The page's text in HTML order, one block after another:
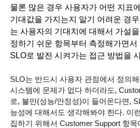
물론 많은 경우 사용자가 어떤 지표
기대값을 가지는지 알기 어려운 경
는 사용자의 기대치에 대해서 가설
정하기 쉬운 항목부터 측정해가면
SLO로 발전 시켜가는 접근 방법을
SLO는 반드시 사용자 관점에서 정의
시스템에 문제가 없다 하더라도,
로, 불만(성능/안정성)이 들어온다면,
능성에 대해서도 생각해봐야 한다. 이
집하기 위해서 Customer Support 항목